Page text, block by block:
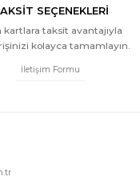
SEÇENEKLERİ
kartlara taksit avantajıyla
kolayca tamamlayın.
İletişim Formu